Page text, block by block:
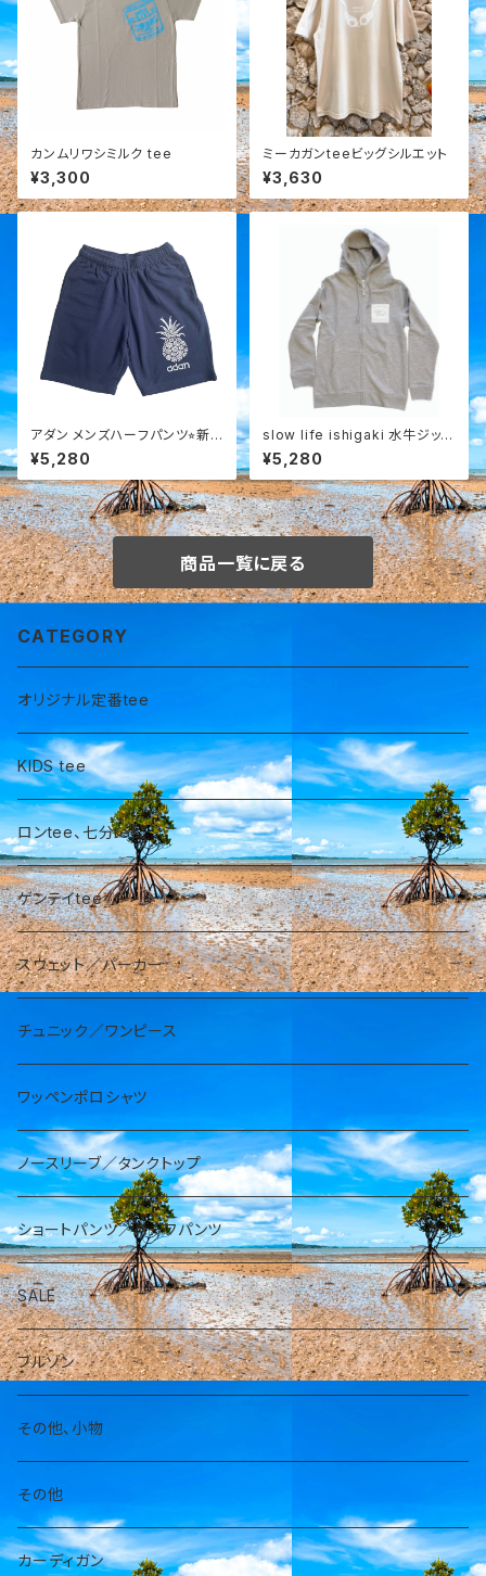
カンムリワシミルク tee
¥3,300
ミーカガンteeビッグシルエット
¥3,630
アダン メンズハーフパンツ⭐︎新
色
¥5,280
slow life ishigaki 水牛ジップ
パーカー
¥5,280
商品一覧に戻る
CATEGORY
オリジナル定番tee
KIDS tee
ロンtee、七分tee
ゲンテイtee
スウェット／パーカー
チュニック／ワンピース
ワッペンポロシャツ
ノースリーブ／タンクトップ
ショートパンツ／ハーフパンツ
SALE
パーカー
ブルゾン
その他、小物
その他
カーディガン